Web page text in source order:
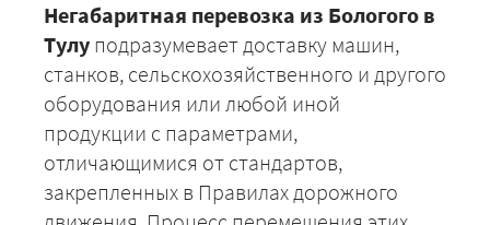
Негабаритная перевозка из Бологого в
Тулу подразумевает доставку машин,
станков, сельскохозяйственного и другого
оборудования или любой иной
продукции с параметрами,
отличающимися от стандартов,
закрепленных в Правилах дорожного